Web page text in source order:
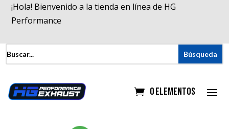
¡Hola! Bienvenido a la tienda en línea de HG
Performance
0 elementos